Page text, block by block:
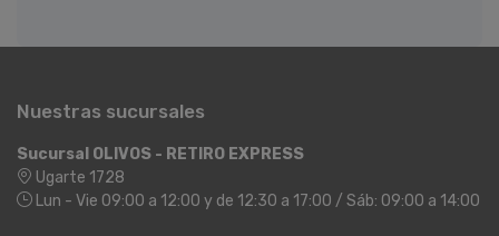
Nuestras sucursales
Sucursal OLIVOS - RETIRO EXPRESS
Ugarte 1728
Lun - Vie 09:00 a 12:00 y de 12:30 a 17:00 / Sáb: 09:00 a 14:00